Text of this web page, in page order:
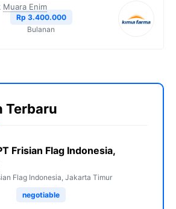
Muara Enim
Rp 3.400.000
Bulanan
Terbaru
Frisian Flag Indonesia,
Flag Indonesia, Jakarta Timur
negotiable